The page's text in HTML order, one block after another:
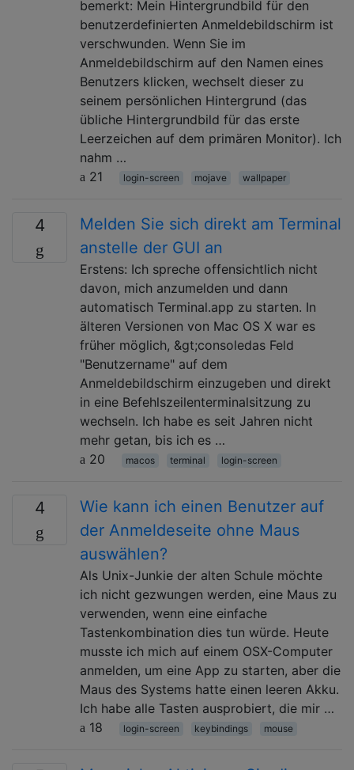
bemerkt: Mein Hintergrundbild für den
benutzerdefinierten Anmeldebildschirm ist
verschwunden. Wenn Sie im
Anmeldebildschirm auf den Namen eines
Benutzers klicken, wechselt dieser zu
seinem persönlichen Hintergrund (das
übliche Hintergrundbild für das erste
Leerzeichen auf dem primären Monitor). Ich
nahm …
21
login-screen mojave wallpaper
4
Melden Sie sich direkt am Terminal
anstelle der GUI an
Erstens: Ich spreche offensichtlich nicht
davon, mich anzumelden und dann
automatisch Terminal.app zu starten. In
älteren Versionen von Mac OS X war es
früher möglich, &gt;consoledas Feld
"Benutzername" auf dem
Anmeldebildschirm einzugeben und direkt
in eine Befehlszeilenterminalsitzung zu
wechseln. Ich habe es seit Jahren nicht
mehr getan, bis ich es …
20
macos terminal login-screen
4
Wie kann ich einen Benutzer auf
der Anmeldeseite ohne Maus
auswählen?
Als Unix-Junkie der alten Schule möchte
ich nicht gezwungen werden, eine Maus zu
verwenden, wenn eine einfache
Tastenkombination dies tun würde. Heute
musste ich mich auf einem OSX-Computer
anmelden, um eine App zu starten, aber die
Maus des Systems hatte einen leeren Akku.
Ich habe alle Tasten ausprobiert, die mir …
18
login-screen keybindings mouse